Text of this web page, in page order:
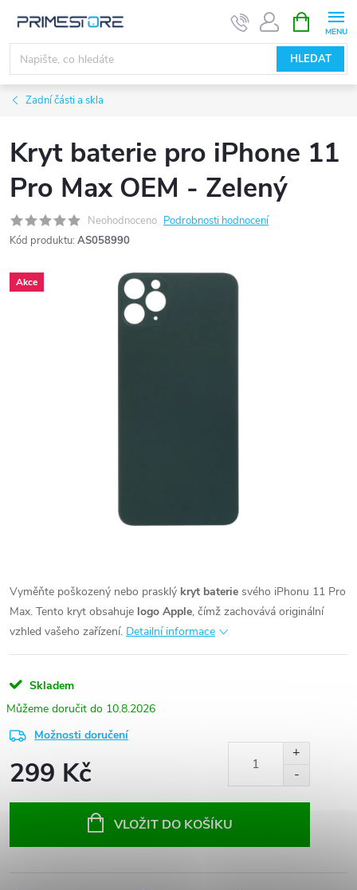
obsah
HLEDAT
NÁKUPNÍ
KOŠÍK
Zadní části a skla
Kryt baterie pro iPhone 11
Pro Max OEM - Zelený
Neohodnoceno Podrobnosti hodnocení
Kód produktu: AS058990
Akce
Vyměňte poškozený nebo prasklý kryt baterie svého iPhonu 11 Pro
Max. Tento kryt obsahuje logo Apple, čímž zachovává originální
vzhled vašeho zařízení. Detailní informace
Skladem
10.8.2026
Možnosti doručení
299 Kč
VLOŽIT DO KOŠÍKU